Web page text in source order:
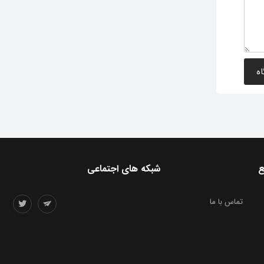
شبکه های اجتماعی
تماس با ما